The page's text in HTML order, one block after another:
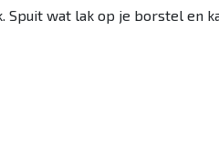
wat lak op je borstel en